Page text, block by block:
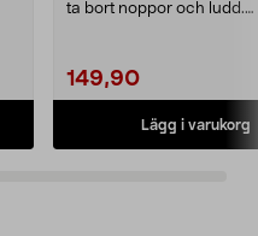
ta bort noppor och ludd.
149,90
Lägg i varukorg